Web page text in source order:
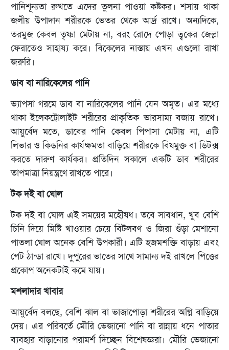
পানিশূন্যতা রুখতে এদের তুলনা পাওয়া কষ্টকর। শসায় থাকা
জলীয় উপাদান শরীরকে ভেতর থেকে আর্দ্র রাখে। অন্যদিকে,
তরমুজ কেবল তৃষ্ণা মেটায় না, বরং রোদে পোড়া ত্বকের জেল্লা
ফেরাতেও সাহায্য করে। বিকেলের নাস্তায় এখন এগুলো রাখা
জরুরি।
ডাব বা নারিকেলের পানি
ভ্যাপসা গরমে ডাব বা নারিকেলের পানি যেন অমৃত। এর মধ্যে
থাকা ইলেকট্রোলাইট শরীরের প্রাকৃতিক ভারসাম্য বজায় রাখে।
আয়ুর্বেদ মতে, ডাবের পানি কেবল পিপাসা মেটায় না, এটি
লিভার ও কিডনির কার্যক্ষমতা বাড়িয়ে শরীরকে বিষমুক্ত বা ডিটক্স
করতে দারুণ কার্যকর। প্রতিদিন সকালে একটি ডাব শরীরের
তাপমাত্রা নিয়ন্ত্রণে রাখতে পারে।
টক দই বা ঘোল
টক দই বা ঘোল এই সময়ের মহৌষধ। তবে সাবধান, খুব বেশি
চিনি দিয়ে মিষ্টি খাওয়ার চেয়ে বিটলবণ ও জিরা গুঁড়া মেশানো
পাতলা ঘোল অনেক বেশি উপকারী। এটি হজমশক্তি বাড়ায় এবং
পেট ঠান্ডা রাখে। দুপুরের ভাতের সাথে সামান্য দই রাখলে পিত্তের
প্রকোপ অনেকটাই কমে যায়।
মশলাদার খাবার
আয়ুর্বেদ বলছে, বেশি ঝাল বা ভাজাপোড়া শরীরের অগ্নি বাড়িয়ে
দেয়। এর পরিবর্তে মৌরি ভেজানো পানি বা রান্নায় ধনে পাতার
ব্যবহার বাড়ানোর পরামর্শ দিচ্ছেন বিশেষজ্ঞরা। মৌরি ভেজানো